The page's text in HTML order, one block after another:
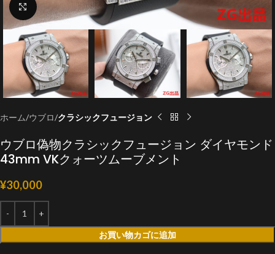
クリックで拡大
ホーム ウブロ クラシックフュージョン
ウブロ偽物クラシックフュージョン ダイヤモンド
43mm VKクォーツムーブメント
¥30,000
お買い物カゴに追加